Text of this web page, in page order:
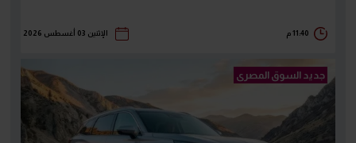
11:40 م الإثنين 03 أغسطس 2026
جديد السوق المصرى